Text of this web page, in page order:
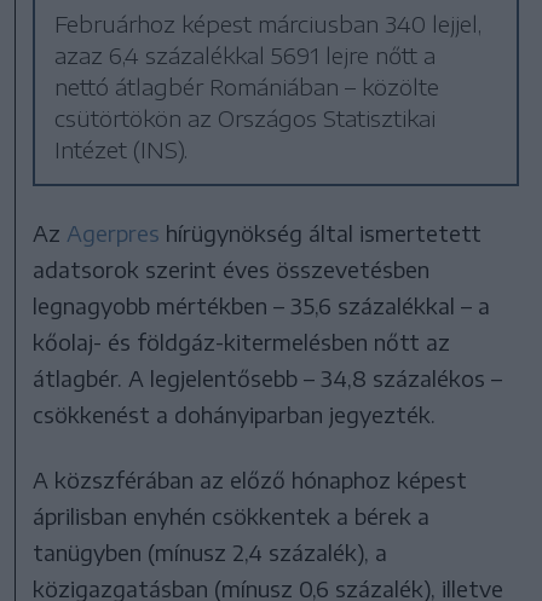
Februárhoz képest márciusban 340 lejjel,
azaz 6,4 százalékkal 5691 lejre nőtt a
nettó átlagbér Romániában – közölte
csütörtökön az Országos Statisztikai
Intézet (INS).
Az Agerpres hírügynökség által ismertetett
adatsorok szerint éves összevetésben
legnagyobb mértékben – 35,6 százalékkal – a
kőolaj- és földgáz-kitermelésben nőtt az
átlagbér. A legjelentősebb – 34,8 százalékos –
csökkenést a dohányiparban jegyezték.
A közszférában az előző hónaphoz képest
áprilisban enyhén csökkentek a bérek a
tanügyben (mínusz 2,4 százalék), a
közigazgatásban (mínusz 0,6 százalék), illetve